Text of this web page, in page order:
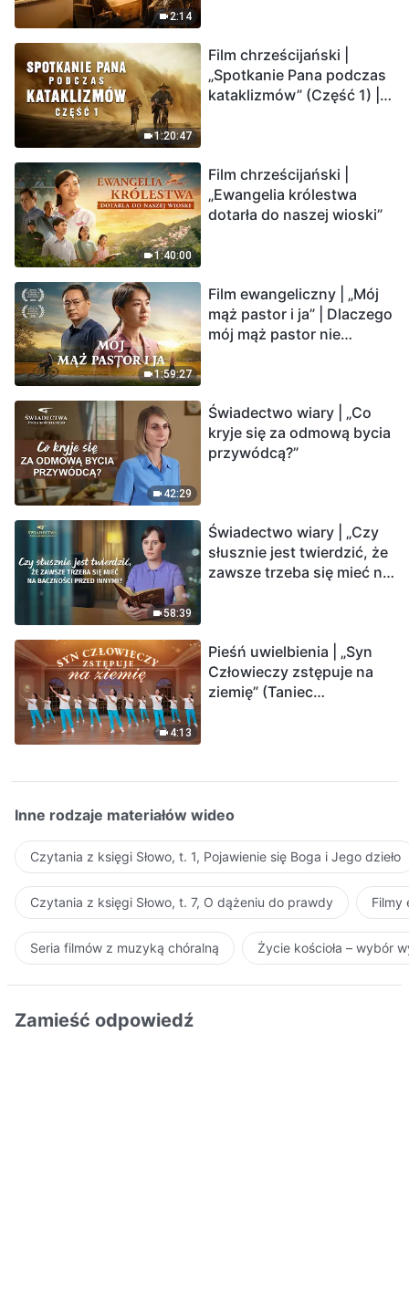
2:14
1:20:47
Film chrześcijański |
„Spotkanie Pana podczas
kataklizmów” (Część 1) |
1:40:00
Film chrześcijański |
„Ewangelia królestwa
dotarła do naszej wioski”
1:59:27
Film ewangeliczny | „Mój
mąż pastor i ja” | Dlaczego
mój mąż pastor nie
42:29
Świadectwo wiary | „Co
kryje się za odmową bycia
przywódcą?”
58:39
Świadectwo wiary | „Czy
słusznie jest twierdzić, że
zawsze trzeba się mieć na
4:13
Pieśń uwielbienia | „Syn
Człowieczy zstępuje na
ziemię” (Taniec
Inne rodzaje materiałów wideo
Czytania z księgi Słowo, t. 1, Pojawienie się Boga i Jego dzieło
Czytania z księgi Słowo, t. 7, O dążeniu do prawdy Filmy
Seria filmów z muzyką chóralną Życie kościoła – wybór
Zamieść odpowiedź